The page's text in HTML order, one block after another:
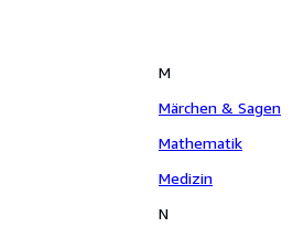
M
Märchen & Sagen
Mathematik
Medizin
N